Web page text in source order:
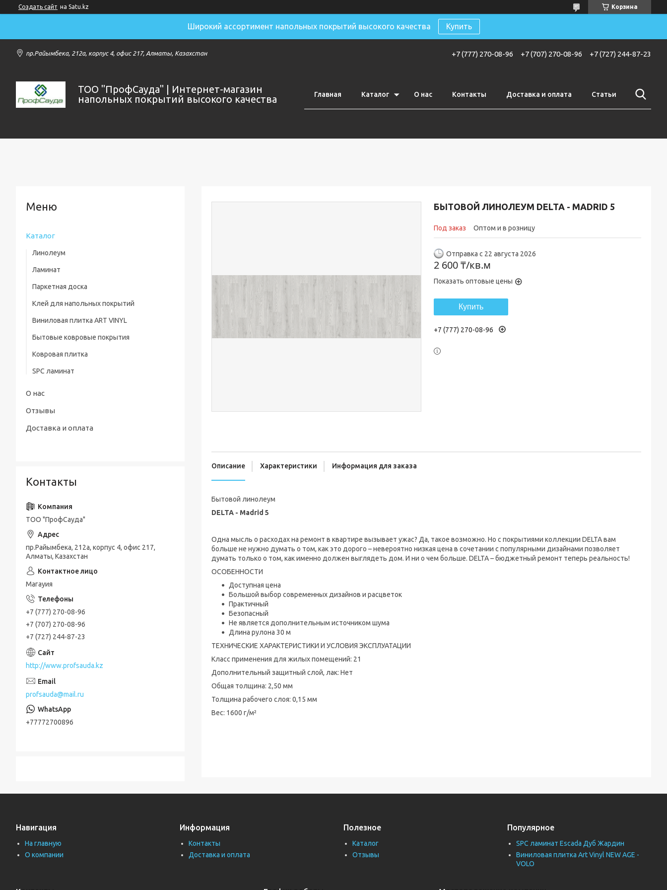
Создать сайт на Satu.kz Корзина
Широкий ассортимент напольных покрытий высокого качества Купить
пр.Райымбека, 212а, корпус 4, офис 217, Алматы, Казахстан +7 (777) 270-08-96 +7 (707) 270-08-96 +7 (727) 244-87-23
ТОО "ПрофСауда" | Интернет-магазин
напольных покрытий высокого качества
Главная Каталог О нас Контакты Доставка и оплата Статьи
БЫТОВОЙ ЛИНОЛЕУМ DELTA - MADRID 5
Под заказ Оптом и в розницу
Отправка с 22 августа 2026
2 600 ₸/кв.м
Показать оптовые цены
Купить
+7 (777) 270-08-96
Описание Характеристики Информация для заказа
Бытовой линолеум
DELTA - Madrid 5
Одна мысль о расходах на ремонт в квартире вызывает ужас? Да, такое возможно. Но с покрытиями коллекции DELTA вам
больше не нужно думать о том, как это дорого – невероятно низкая цена в сочетании с популярными дизайнами позволяет
думать только о том, как именно должен выглядеть дом. И ни о чем больше. DELTA – бюджетный ремонт теперь реальность!
ОСОБЕННОСТИ
Доступная цена
Большой выбор современных дизайнов и расцветок
Практичный
Безопасный
Не является дополнительным источником шума
Длина рулона 30 м
ТЕХНИЧЕСКИЕ ХАРАКТЕРИСТИКИ И УСЛОВИЯ ЭКСПЛУАТАЦИИ
Класс применения для жилых помещений: 21
Дополнительный защитный слой, лак: Нет
Общая толщина: 2,50 мм
Толщина рабочего слоя: 0,15 мм
Вес: 1600 г/м²
Каталог
Линолеум
Ламинат
Паркетная доска
Клей для напольных покрытий
Виниловая плитка ART VINYL
Бытовые ковровые покрытия
Ковровая плитка
SPC ламинат
О нас
Отзывы
Доставка и оплата
Контакты
ТОО "ПрофСауда"
пр.Райымбека, 212а, корпус 4, офис 217,
Алматы, Казахстан
Магауия
+7 (777) 270-08-96
+7 (707) 270-08-96
+7 (727) 244-87-23
http://www.profsauda.kz
profsauda@mail.ru
+77772700896
Навигация
На главную
О компании
Информация
Контакты
Доставка и оплата
Полезное
Каталог
Отзывы
Популярное
SPC ламинат Escada Дуб Жардин
Виниловая плитка Art Vinyl NEW AGE -
VOLO